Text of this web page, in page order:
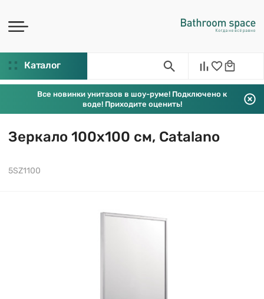
Каталог
Все новинки унитазов в шоу-руме! Подключено к
воде! Приходите оценить!
Зеркало 100х100 см, Catalano
5SZ1100